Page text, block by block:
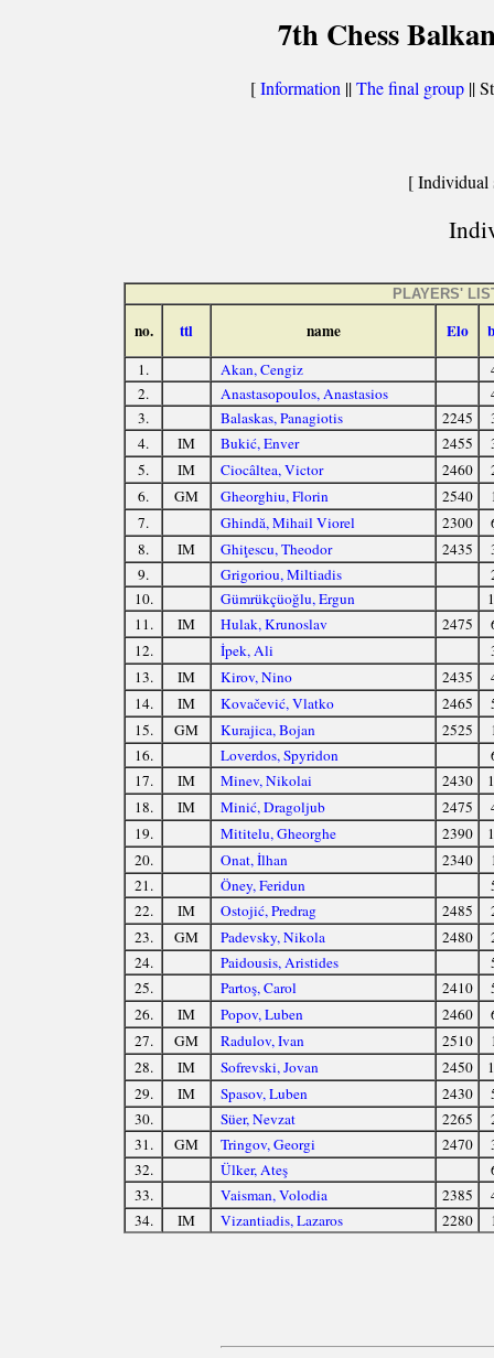
7th Chess
[Information ||The final group ||
[ Individual
PLAYERS'
no. ttl name Elo
1. Akan, Cengiz
2.
Anastasopoulos, Anastasios
3.
Balaskas, Panagiotis 2245
4.
IM Bukić, Enver 2455
5.
IM Ciocâltea, Victor 2460
6.
GM Gheorghiu, Florin 2540
7.
Ghindă, Mihail Viorel 2300
8.
IM Ghiţescu, Theodor 2435
9.
Grigoriou, Miltiadis
10.
Gümrükçüoğlu, Ergun
11.
IM Hulak, Krunoslav 2475
12.
İpek, Ali
13.
IM Kirov, Nino 2435
14.
IM Kovačević, Vlatko 2465
15.
GM Kurajica, Bojan 2525
16.
Loverdos, Spyridon
17.
IM Minev, Nikolai 2430
18.
IM Minić, Dragoljub 2475
19.
Mititelu, Gheorghe 2390
20.
Onat, İlhan 2340
21.
Öney, Feridun
22.
IM Ostojić, Predrag 2485
23.
GM Padevsky, Nikola 2480
24.
Paidousis, Aristides
25.
Partoş, Carol 2410
26.
IM Popov, Luben 2460
27.
GM Radulov, Ivan 2510
28.
IM Sofrevski, Jovan 2450
29.
IM Spasov, Luben 2430
30.
Süer, Nevzat 2265
31.
GM Tringov, Georgi 2470
32.
Ülker, Ateş
33.
Vaisman, Volodia 2385
34.
IM Vizantiadis, Lazaros 2280